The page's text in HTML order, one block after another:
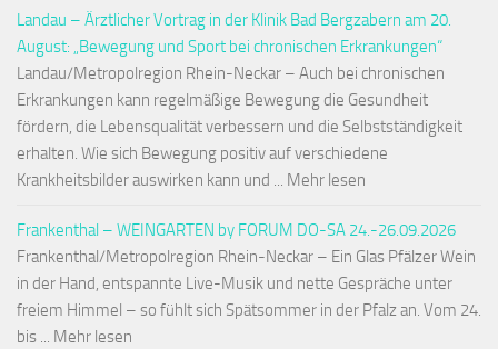
Landau – Ärztlicher Vortrag in der Klinik Bad Bergzabern am 20.
August: „Bewegung und Sport bei chronischen Erkrankungen“
Landau/Metropolregion Rhein-Neckar – Auch bei chronischen
Erkrankungen kann regelmäßige Bewegung die Gesundheit
fördern, die Lebensqualität verbessern und die Selbstständigkeit
erhalten. Wie sich Bewegung positiv auf verschiedene
Krankheitsbilder auswirken kann und ... Mehr lesen
Frankenthal – WEINGARTEN by FORUM DO-SA 24.-26.09.2026
Frankenthal/Metropolregion Rhein-Neckar – Ein Glas Pfälzer Wein
in der Hand, entspannte Live-Musik und nette Gespräche unter
freiem Himmel – so fühlt sich Spätsommer in der Pfalz an. Vom 24.
bis ... Mehr lesen